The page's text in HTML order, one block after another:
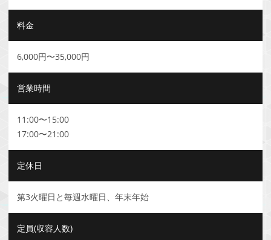
料金
6,000円〜35,000円
営業時間
11:00〜15:00
17:00〜21:00
定休日
第3火曜日と毎週水曜日、年末年始
定員(収容人数)